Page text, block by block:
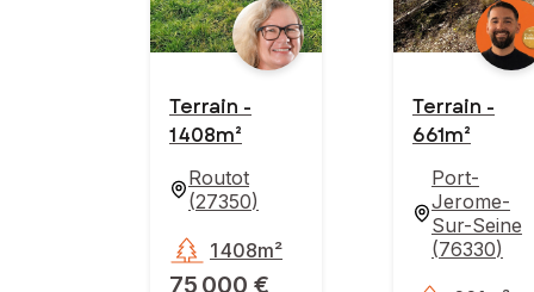
Terrain -
1 408m²
Routot
(27350)
75 000 €
1 408m²
Terrain -
661m²
Port-
Jerome-
Sur-Seine
(76330)